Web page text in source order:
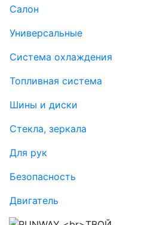
Салон
Универсальные
Система охлаждения
Топливная система
Шины и диски
Стекла, зеркала
Для рук
Безопасность
Двигатель